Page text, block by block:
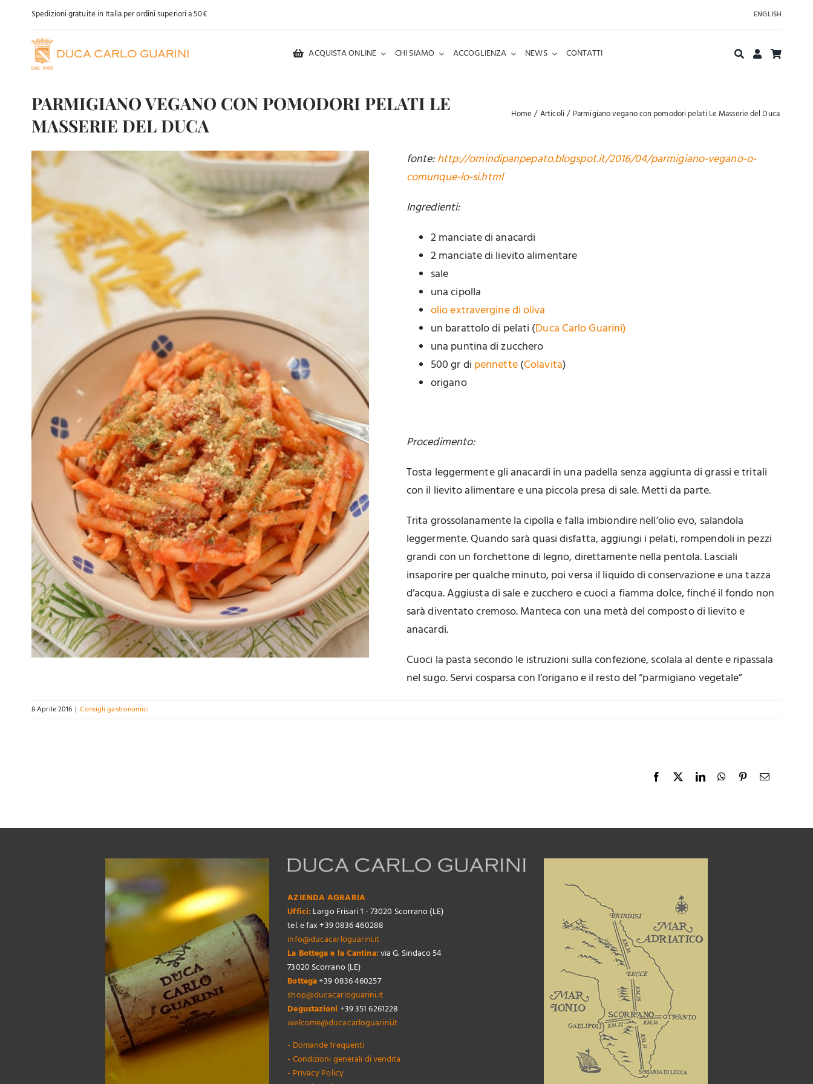
contenuto
Spedizioni gratuite in Italia per ordini superiori a 50€ ENGLISH
ACQUISTA ONLINE CHI SIAMO ACCOGLIENZA NEWS CONTATTI
PARMIGIANO VEGANO CON POMODORI PELATI LE
MASSERIE DEL DUCA
Home Articoli Parmigiano vegano con pomodori pelati Le Masserie del Duca
Ingrandisci
immagine
fonte:http://omindipanpepato.blogspot.it/2016/04/parmigiano-vegano-o-
comunque-lo-si.html
Ingredienti:
2 manciate di anacardi
2 manciate di lievito alimentare
sale
una cipolla
olio extravergine di oliva
un barattolo di pelati (Duca Carlo Guarini)
una puntina di zucchero
500 gr di pennette(Colavita)
origano
Procedimento:
Tosta leggermente gli anacardi in una padella senza aggiunta di grassi e tritali
con il lievito alimentare e una piccola presa di sale. Metti da parte.
Trita grossolanamente la cipolla e falla imbiondire nell’olio evo, salandola
leggermente. Quando sarà quasi disfatta, aggiungi i pelati, rompendoli in pezzi
grandi con un forchettone di legno, direttamente nella pentola. Lasciali
insaporire per qualche minuto, poi versa il liquido di conservazione e una tazza
d’acqua. Aggiusta di sale e zucchero e cuoci a fiamma dolce, finché il fondo non
sarà diventato cremoso. Manteca con una metà del composto di lievito e
anacardi.
Cuoci la pasta secondo le istruzioni sulla confezione, scolala al dente e ripassala
nel sugo. Servi cosparsa con l’origano e il resto del “parmigiano vegetale”
8 Aprile 2016 | Consigli gastronomici
Facebook LinkedInWhatsApp
PinterestEmail
AZIENDA AGRARIA
Uffici: Largo Frisari 1 - 73020 Scorrano (LE)
tel. e fax +39 0836 460288
info@ducacarloguarini.it
La Bottega e la Cantina:via G. Sindaco 54
73020 Scorrano (LE)
Bottega+39 0836 460257
shop@ducacarloguarini.it
Degustazioni +39 351 6261228
welcome@ducacarloguarini.it
- Domande frequenti
- Condizioni generali di vendita
- Privacy Policy